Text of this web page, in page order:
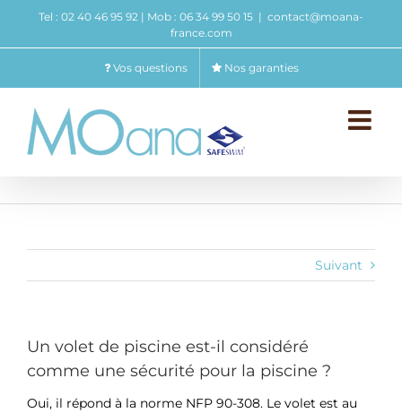
contenu
Tel : 02 40 46 95 92 | Mob : 06 34 99 50 15 | contact@moana-
france.com
Vos questions Nos garanties
Suivant
Un volet de piscine est-il considéré
comme une sécurité pour la piscine ?
Oui, il répond à la norme NFP 90-308. Le volet est au